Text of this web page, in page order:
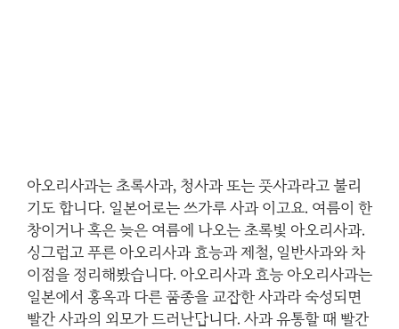
아오리사과는 초록사과, 청사과 또는 풋사과라고 불리
기도 합니다. 일본어로는 쓰가루 사과 이고요. 여름이 한
창이거나 혹은 늦은 여름에 나오는 초록빛 아오리사과.
싱그럽고 푸른 아오리사과 효능과 제철, 일반사과와 차
이점을 정리해봤습니다. 아오리사과 효능 아오리사과는
일본에서 홍옥과 다른 품종을 교잡한 사과라 숙성되면
빨간 사과의 외모가 드러난답니다. 사과 유통할 때 빨간